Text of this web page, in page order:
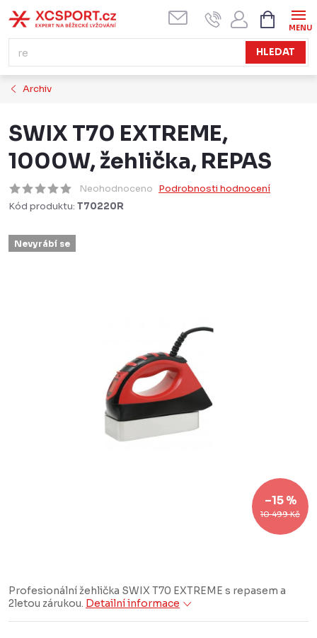
na
obsah
HLEDAT
KOŠÍK
Archiv
SWIX T70 EXTREME,
1000W, žehlička, REPAS
Neohodnoceno Podrobnosti hodnocení
Kód produktu: T70220R
Nevyrábí se
10 499 Kč
–15 %
Profesionální žehlička SWIX T70 EXTREME s repasem a
2letou zárukou. Detailní informace